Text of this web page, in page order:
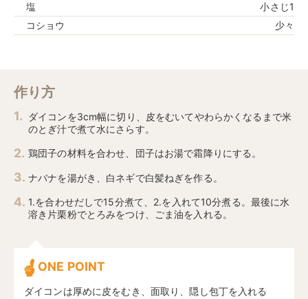
塩
小さじ1
コショウ
少々
作り方
ダイコンを3cm幅に切り、皮をむいてやわらかくなるまで米
のとぎ汁で煮て水にさらす。
鶏団子の材料を合わせ、団子はお湯で霜降りにする。
ナバナを湯がき、白ネギで白髪ねぎを作る。
1.を合わせだしで15分煮て、2.を入れて10分煮る。最後に水
溶き片栗粉でとろみをつけ、ごま油を入れる。
ONE POINT
ダイコンは厚めに皮をむき、面取り、隠し包丁を入れる